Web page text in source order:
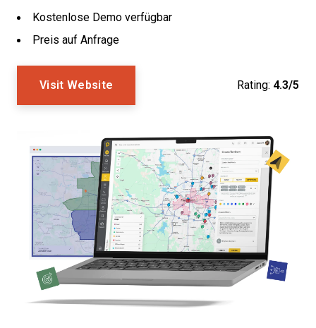
Kostenlose Demo verfügbar
Preis auf Anfrage
Visit Website Rating: 4.3/5